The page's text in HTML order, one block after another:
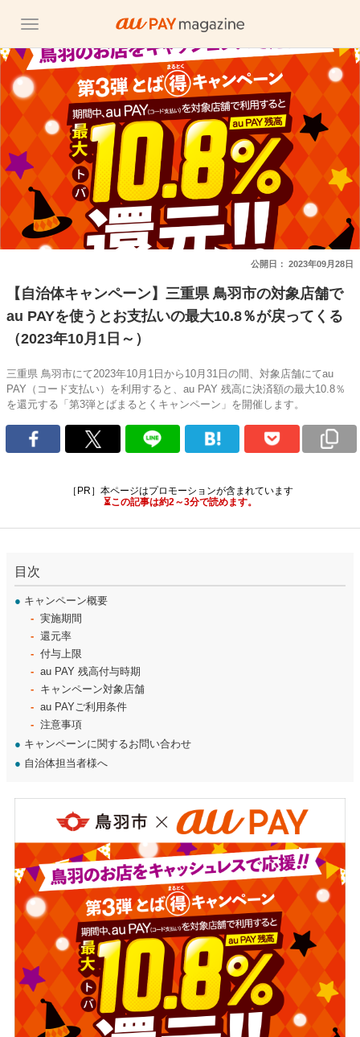
公開日： 2023年09月28日
【自治体キャンペーン】三重県 鳥羽市の対象店舗で
au PAYを使うとお支払いの最大10.8％が戻ってくる
（2023年10月1日～）
三重県 鳥羽市にて2023年10月1日から10月31日の間、対象店舗にてau
PAY（コード支払い）を利用すると、au PAY 残高に決済額の最大10.8％
を還元する「第3弾とばまるとくキャンペーン」を開催します。
［PR］本ページはプロモーションが含まれています
⏳この記事は約2～3分で読めます。
目次
● キャンペーン概要
実施期間
還元率
付与上限
au PAY 残高付与時期
キャンペーン対象店舗
au PAYご利用条件
注意事項
● キャンペーンに関するお問い合わせ
● 自治体担当者様へ